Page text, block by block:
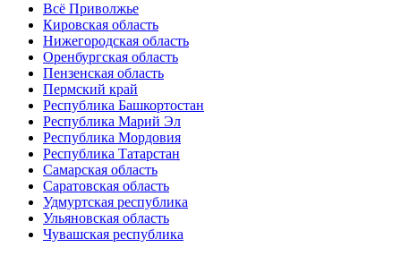
Всё Приволжье
Кировская область
Нижегородская область
Оренбургская область
Пензенская область
Пермский край
Республика Башкортостан
Республика Марий Эл
Республика Мордовия
Республика Татарстан
Самарская область
Саратовская область
Удмуртская республика
Ульяновская область
Чувашская республика